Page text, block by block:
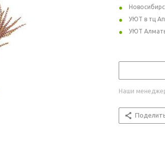
УЮТ в тц
УЮТ
Наши